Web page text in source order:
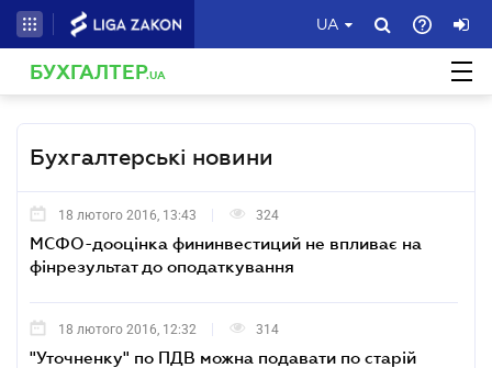
UA
БУХГАЛТЕР.UA
Бухгалтерські новини
18 лютого 2016, 13:43 324
МСФО-дооцінка фининвестиций не впливає на
фінрезультат до оподаткування
18 лютого 2016, 12:32 314
"Уточненку" по ПДВ можна подавати по старій